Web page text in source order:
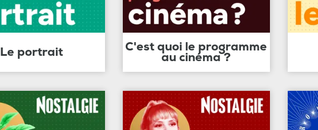
Le portrait C'est quoi le programme
au cinéma ?